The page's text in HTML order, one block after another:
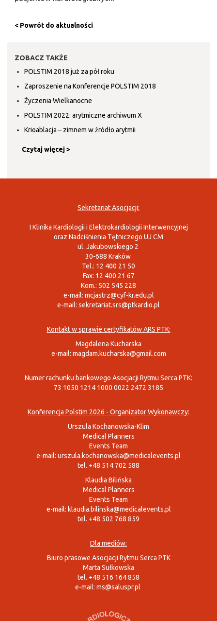
< Powrót do aktualności
ZOBACZ TAKŻE
POLSTIM 2018 już za pół roku
Zaproszenie na Konferencje POLSTIM 2018
Życzenia Wielkanocne
POLSTIM 2022: arytmiczne archiwum X
Krioablacja – zimnem w źródło arytmii
Czytaj więcej >
Sekretariat Asocjacji:
I Klinika Kardiologii i Elektrokardiologii Interwencyjnej
oraz Nadciśnienia Tętniczego UJ CM
ul. Jakubowskiego 2
30-688 Kraków
Tel.: 12 400 21 50
Fax: 12 400 21 67
Kom.: 502 545 228
e-mail: mcjastrz@cyf-kr.edu.pl
e-mail: sekretariat.srs@ptkardio.pl
Kontakt w sprawie certyfikatów ARS PTK:
Magdalena Kucharska
e-mail: magdam.kucharska@gmail.com
Numer rachunku bankowego Asocjacji Rytmu Serca PTK:
73 1050 1214 1000 0022 2472 3185
Konferencja Polstim 2026 - Organizator Wykonawczy:
Urszula Kochanowska-Klim
Medical Planners
Events Team
e-mail: urszula.kochanowska@medicalevents.pl
tel. +48 514 702 588
Klaudia Bilińska
Medical Planners
Events Team
e-mail: klaudia.bilinska@medicalevents.pl
tel. +48 502 768 859
Dla mediów:
Biuro prasowe Asocjacji Rytmu Serca PTK
Marta Sułkowska
tel. +48 516 164 858
e-mail: ms@saluspr.pl